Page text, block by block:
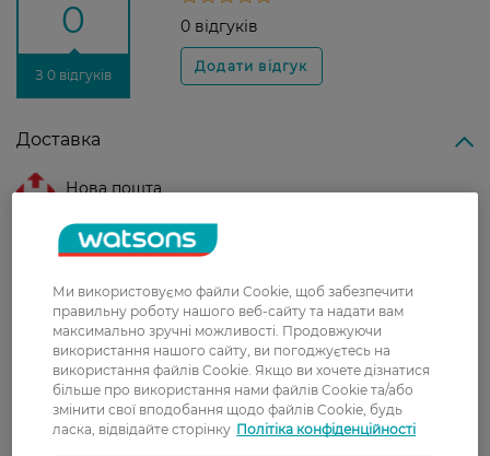
0
З 0 відгуків
0 відгуків
Доставка
Нова пошта
У відділення Нової пошти - 99 грн,
безкоштовно від 699 грн
Вартість доставки - 79 грн, безкоштовна
доставка від - 599 грн
Забрати сьогодні в магазині Watsons
Вартість доставки - 0 грн
Показати більше
Ми використовуємо файли Cookie, щоб забезпечити
правильну роботу нашого веб-сайту та надати вам
максимально зручні можливості. Продовжуючи
використання нашого сайту, ви погоджуєтесь на
використання файлів Cookie. Якщо ви хочете дізнатися
більше про використання нами файлів Cookie та/або
змінити свої вподобання щодо файлів Cookie, будь
ласка, відвідайте сторінку Політіка конфіденційності